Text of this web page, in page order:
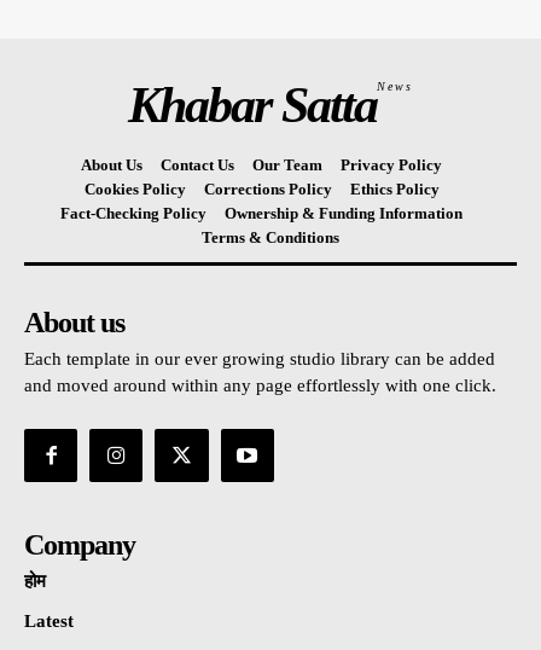
Khabar SattaNews
About Us Contact Us Our Team
Privacy Policy
Cookies Policy
Corrections Policy
Ethics Policy
Fact-Checking Policy
Ownership & Funding Information
Terms & Conditions
About us
Each template in our ever growing studio library can be added
and moved around within any page effortlessly with one click.
Company
होम
Latest